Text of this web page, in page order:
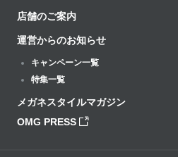
店舗のご案内
運営からのお知らせ
キャンペーン一覧
特集一覧
メガネスタイルマガジン
OMG PRESS